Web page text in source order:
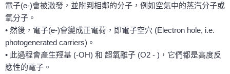
電子(e-)會被激發，並附到相鄰的分子，例如空氣中的蒸汽分子或
氧分子。
• 然後，電子(e-)會變成正電荷，即電子空穴 (Electron hole, i.e.
photogenerated carriers)。
• 此過程會產生羥基 (-OH) 和 超氧離子 (O2 - )，它們都是高度反
應性的電子。